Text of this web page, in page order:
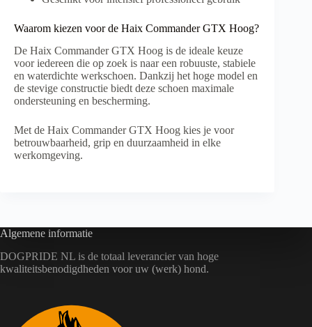
Waarom kiezen voor de Haix Commander GTX Hoog?
De Haix Commander GTX Hoog is de ideale keuze
voor iedereen die op zoek is naar een robuuste, stabiele
en waterdichte werkschoen. Dankzij het hoge model en
de stevige constructie biedt deze schoen maximale
ondersteuning en bescherming.
Met de Haix Commander GTX Hoog kies je voor
betrouwbaarheid, grip en duurzaamheid in elke
werkomgeving.
Algemene informatie
DOGPRIDE NL is de totaal leverancier van hoge
kwaliteitsbenodigdheden voor uw (werk) hond.